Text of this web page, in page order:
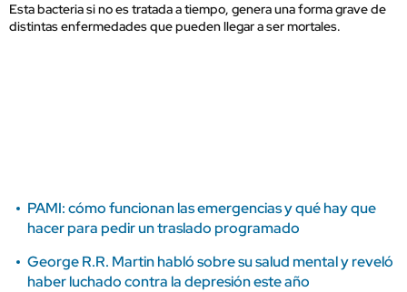
Esta bacteria si no es tratada a tiempo, genera una forma grave de
distintas enfermedades que pueden llegar a ser mortales.
PAMI: cómo funcionan las emergencias y qué hay que
hacer para pedir un traslado programado
George R.R. Martin habló sobre su salud mental y reveló
haber luchado contra la depresión este año